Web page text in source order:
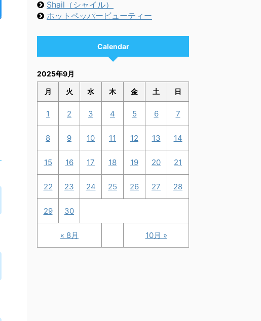
Shail（シャイル）
ホットペッパービューティー
Calendar
2025年9月
月 火 水 木 金 土 日
« 8月 10月 »
1 2 3 4 5 6 7
8 9 10 11 12 13 14
15 16 17 18 19 20 21
22 23 24 25 26 27 28
29 30